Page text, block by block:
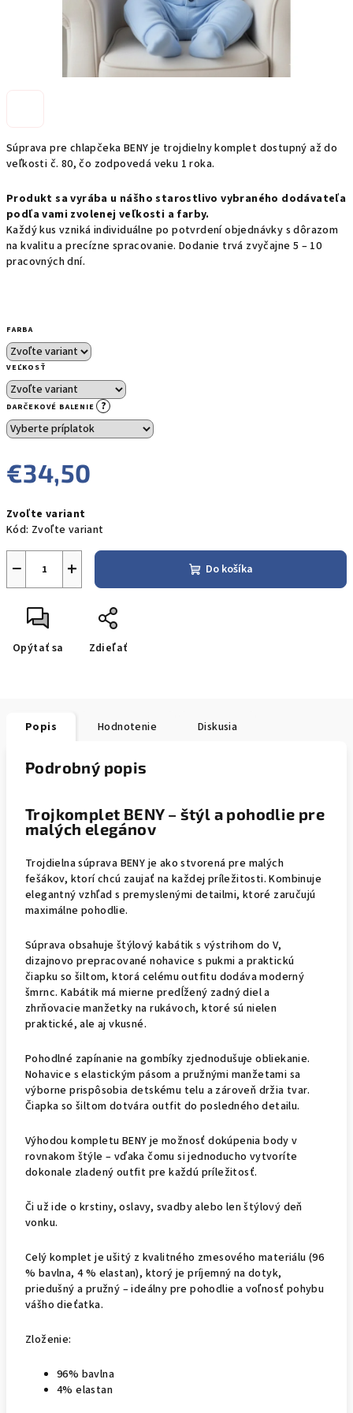
Súprava pre chlapčeka BENY je trojdielny komplet dostupný až do
veľkosti č. 80, čo zodpovedá veku 1 roka.
Produkt sa vyrába u nášho starostlivo vybraného dodávateľa
podľa vami zvolenej veľkosti a farby.
Každý kus vzniká individuálne po potvrdení objednávky s dôrazom
na kvalitu a precízne spracovanie. Dodanie trvá zvyčajne 5 – 10
pracovných dní.
FARBA
VEĽKOSŤ
DARČEKOVÉ BALENIE ?
€34,50
cena:
Zvoľte variant
Kód: Zvoľte variant
+
− Do košíka
Opýtať sa Zdieľať
Popis Hodnotenie Diskusia
Podrobný popis
Trojkomplet BENY – štýl a pohodlie pre
malých elegánov
Trojdielna súprava BENY je ako stvorená pre malých
fešákov, ktorí chcú zaujať na každej príležitosti. Kombinuje
elegantný vzhľad s premyslenými detailmi, ktoré zaručujú
maximálne pohodlie.
Súprava obsahuje štýlový kabátik s výstrihom do V,
dizajnovo prepracované nohavice s pukmi a praktickú
čiapku so šiltom, ktorá celému outfitu dodáva moderný
šmrnc. Kabátik má mierne predĺžený zadný diel a
zhrňovacie manžetky na rukávoch, ktoré sú nielen
praktické, ale aj vkusné.
Pohodlné zapínanie na gombíky zjednodušuje obliekanie.
Nohavice s elastickým pásom a pružnými manžetami sa
výborne prispôsobia detskému telu a zároveň držia tvar.
Čiapka so šiltom dotvára outfit do posledného detailu.
Výhodou kompletu BENY je možnosť dokúpenia body v
rovnakom štýle – vďaka čomu si jednoducho vytvoríte
dokonale zladený outfit pre každú príležitosť.
Či už ide o krstiny, oslavy, svadby alebo len štýlový deň
vonku.
Celý komplet je ušitý z kvalitného zmesového materiálu (96
% bavlna, 4 % elastan), ktorý je príjemný na dotyk,
priedušný a pružný – ideálny pre pohodlie a voľnosť pohybu
vášho dieťatka.
Zloženie:
96% bavlna
4% elastan